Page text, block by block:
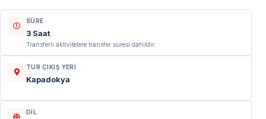
SÜRE
3 Saat
Transferli aktivitelere transfer süresi dahildir.
TUR ÇIKIŞ YERI
Kapadokya
DIL